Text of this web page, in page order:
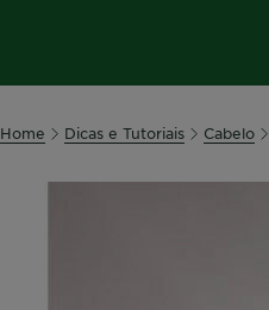
Home Dicas e Tutoriais Cabelo